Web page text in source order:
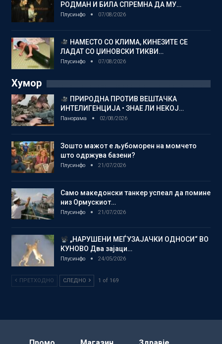
РОДМАН И БИЛА СПРЕМНА ДА МУ…
Плусинфо 07/08/2026
НАМЕСТО СО КЛИМА, КИНЕЗИТЕ СЕ
ЛАДАТ СО ЏИНОВСКИ ТИКВИ…
Плусинфо 07/08/2026
Хумор
ПРИРОДНА ПРОТИВ ВЕШТАЧКА
ИНТЕЛИГЕНЦИЈА • ЗНАЕ ЛИ НЕКОЈ…
Панорама 02/08/2026
Зошто мажот е љубоморен на момчето
што одржува базени?
Плусинфо 21/07/2026
Само македонски танкер успеал да помине
низ Ормускиот…
Плусинфо 21/07/2026
„НАРУШЕНИ МЕЃУЗАЈАЧКИ ОДНОСИ“ ВО
КУНОВО Два зајаци…
Плусинфо 24/05/2026
ПРЕТХОДНО СЛЕДНО 1 of 169